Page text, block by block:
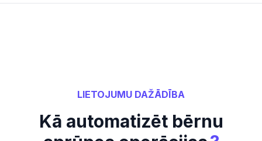
LIETOJUMU DAŽĀDĪBA
Kā automatizēt bērnu